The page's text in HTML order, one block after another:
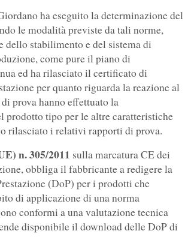
ha eseguito la determinazione del
le modalità previste da tali norme,
dello stabilimento e del sistema di
come pure il piano di
ed ha rilasciato il certificato di
per quanto riguarda la reazione al
prova hanno effettuato la
prodotto tipo per le altre caratteristiche
rilasciato i relativi rapporti di prova.
n. 305/2011 sulla marcatura CE dei
obbliga il fabbricante a redigere la
(DoP) per i prodotti che
di applicazione di una norma
conformi a una valutazione tecnica
disponibile il download delle DoP di